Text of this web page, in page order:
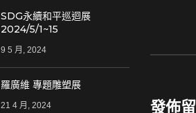
發佈
SDG永續和平巡迴展
2024/5/1~15
9 5 月, 2024
羅廣維 專題雕塑展
21 4 月, 2024